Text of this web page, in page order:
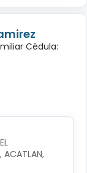
Cédula:
ACATLAN,